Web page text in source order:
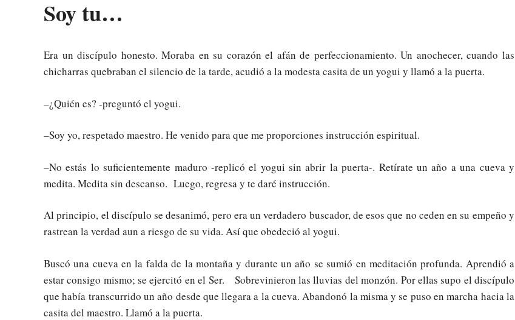
Soy tu…
Era un discípulo honesto. Moraba en su corazón el afán de perfeccionamiento. Un anochecer, cuando las
chicharras quebraban el silencio de la tarde, acudió a la modesta casita de un yogui y llamó a la puerta.
–¿Quién es? -preguntó el yogui.
–Soy yo, respetado maestro. He venido para que me proporciones instrucción espiritual.
–No estás lo suficientemente maduro -replicó el yogui sin abrir la puerta-. Retírate un año a una cueva y
medita. Medita sin descanso. Luego, regresa y te daré instrucción.
Al principio, el discípulo se desanimó, pero era un verdadero buscador, de esos que no ceden en su empeño y
rastrean la verdad aun a riesgo de su vida. Así que obedeció al yogui.
Buscó una cueva en la falda de la montaña y durante un año se sumió en meditación profunda. Aprendió a
estar consigo mismo; se ejercitó en el Ser. Sobrevinieron las lluvias del monzón. Por ellas supo el discípulo
que había transcurrido un año desde que llegara a la cueva. Abandonó la misma y se puso en marcha hacia la
casita del maestro. Llamó a la puerta.